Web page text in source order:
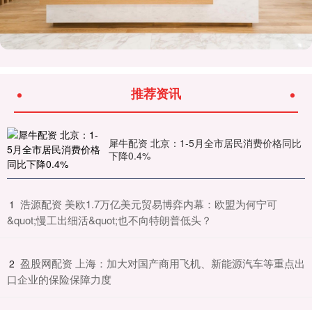
推荐资讯
犀牛配资 北京：1-5月全市居民消费价格同比
下降0.4%
1 ​浩源配资 美欧1.7万亿美元贸易博弈内幕：欧盟为何宁可
&quot;慢工出细活&quot;也不向特朗普低头？
2 ​盈股网配资 上海：加大对国产商用飞机、新能源汽车等重点出
口企业的保险保障力度